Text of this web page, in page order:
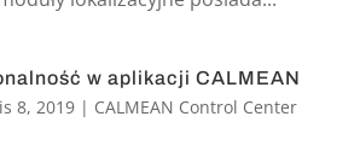
w aplikacji CALMEAN
8, 2019| CALMEAN Control Center